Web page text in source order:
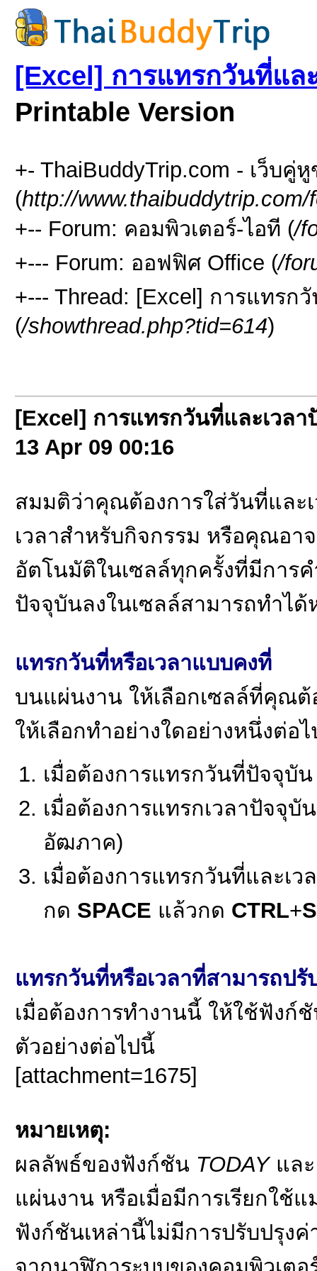
[Excel] การแทรกวันที่แล
Printable Version
+- ThaiBuddyTrip.com - เว็บคู่
(http://www.thaibuddytrip.com/
+-- Forum: คอมพิวเตอร์-ไอที (/
+--- Forum: ออฟฟิศ Office (/
+--- Thread: [Excel] การแทรก
(/showthread.php?tid=614)
[Excel] การแทรกวันที่และเวลา
13 Apr 09 00:16
สมมติว่าคุณต้องการใส่วันที่และ
เวลาสำหรับกิจกรรม หรือคุณอา
อัตโนมัติในเซลล์ทุกครั้งที่มีการ
ปัจจุบันลงในเซลล์สามารถทำไ
แทรกวันที่หรือเวลาแบบคงที่
บนแผ่นงาน ให้เลือกเซลล์ที่คุณต้
ให้เลือกทำอย่างใดอย่างหนึ่งต่อ
เมื่อต้องการแทรกวันที่ปัจจุบั
เมื่อต้องการแทรกเวลาปัจจุ
อัฒภาค)
เมื่อต้องการแทรกวันที่และเ
กด SPACE แล้วกด CTRL+
แทรกวันที่หรือเวลาที่สามารถปรั
เมื่อต้องการทำงานนี้ ให้ใช้ฟังก์
ตัวอย่างต่อไปนี้
[attachment=1675]
หมายเหตุ:
ผลลัพธ์ของฟังก์ชัน TODAYแล
แผ่นงาน หรือเมื่อมีการเรียกใช้
ฟังก์ชันเหล่านี้ไม่มีการปรับปรุงค่
จากนาฬิการะบบของคอมพิวเตอ